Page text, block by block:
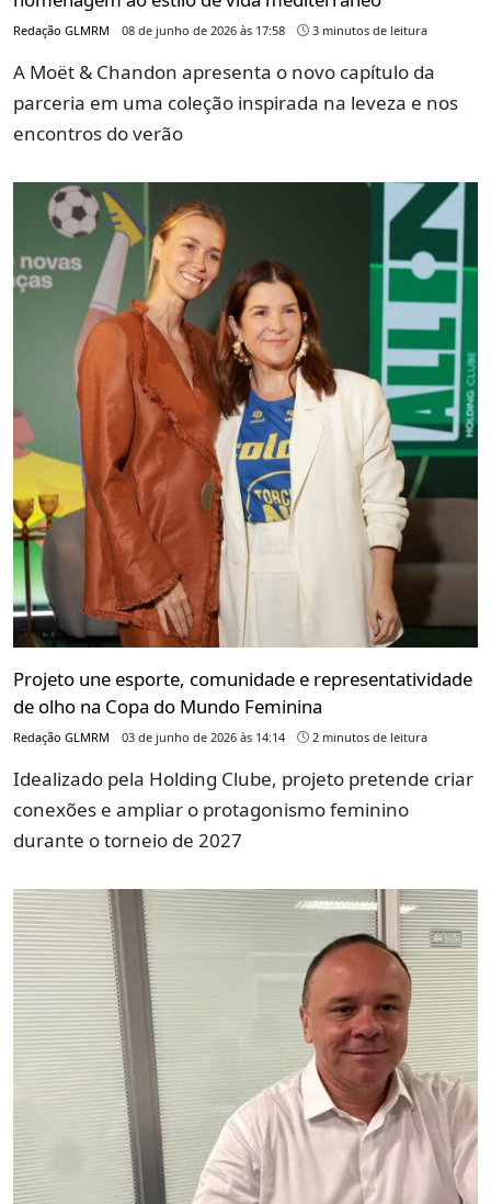
Redação GLMRM 08 de junho de 2026 às 17:58 3 minutos de leitura
A Moët & Chandon apresenta o novo capítulo da
parceria em uma coleção inspirada na leveza e nos
encontros do verão
Projeto une esporte, comunidade e representatividade
de olho na Copa do Mundo Feminina
Redação GLMRM 03 de junho de 2026 às 14:14 2 minutos de leitura
Idealizado pela Holding Clube, projeto pretende criar
conexões e ampliar o protagonismo feminino
durante o torneio de 2027